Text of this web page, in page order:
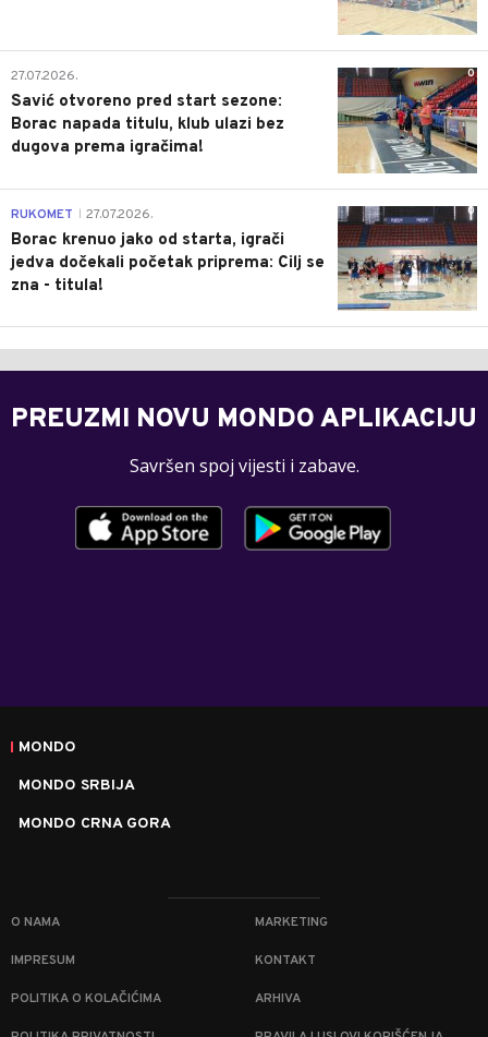
0
27.07.2026.
Savić otvoreno pred start sezone:
Borac napada titulu, klub ulazi bez
dugova prema igračima!
0
RUKOMET 27.07.2026.
Borac krenuo jako od starta, igrači
jedva dočekali početak priprema: Cilj se
zna - titula!
PREUZMI NOVU MONDO APLIKACIJU
Savršen spoj vijesti i zabave.
MONDO
MONDO SRBIJA
MONDO CRNA GORA
O NAMA MARKETING
IMPRESUM KONTAKT
POLITIKA O KOLAČIĆIMA ARHIVA